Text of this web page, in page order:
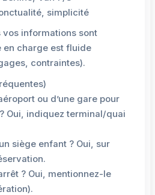
simplicité
vos informations sont
en charge est fluide
contraintes).
ou d’une gare pour
Oui, indiquez terminal/quai
siège enfant ? Oui, sur
? Oui, mentionnez-le